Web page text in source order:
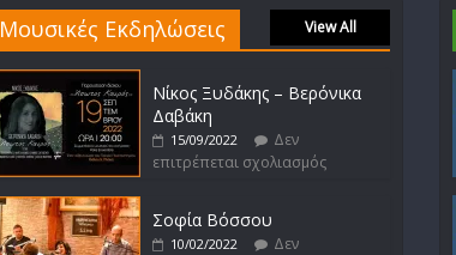
Μουσικές Εκδηλώσεις View All
Νίκος Ξυδάκης – Βερόνικα
Δαβάκη
15/09/2022
Δεν
επιτρέπεται σχολιασμός
Σοφία Βόσσου
10/02/2022
Δεν